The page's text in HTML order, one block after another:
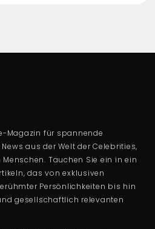
Magazin für spannende
aus der Welt der Celebrities,
Tauchen Sie ein in ein
das von exklusiven
Persönlichkeiten bis hin
gesellschaftlich relevanten